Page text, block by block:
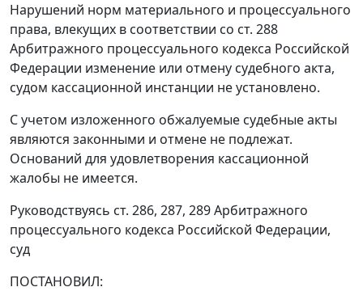
Нарушений норм материального и процессуального
права, влекущих в соответствии со ст. 288
Арбитражного процессуального кодекса Российской
Федерации изменение или отмену судебного акта,
судом кассационной инстанции не установлено.
С учетом изложенного обжалуемые судебные акты
являются законными и отмене не подлежат.
Оснований для удовлетворения кассационной
жалобы не имеется.
Руководствуясь ст. 286, 287, 289Арбитражного
процессуального кодекса Российской Федерации,
суд
ПОСТАНОВИЛ: